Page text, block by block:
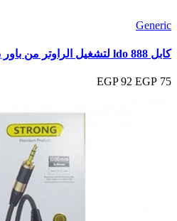
Generic
كابل ldo 888 لتشغيل الراوتر من باور بنك
75 EGP
92 EGP